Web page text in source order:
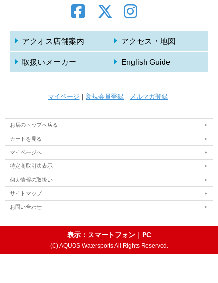
アクオス店舗案内 アクセス・地図
取扱いメーカー English Guide
マイページ ｜ 新規会員登録 ｜ メルマガ登録
お店のトップへ戻る
カートを見る
マイページへ
特定商取引法表示
個人情報の取扱い
サイトマップ
お問い合わせ
表示：スマートフォン｜ PC
(C) AQUOS Watersports All Rights Reserved.